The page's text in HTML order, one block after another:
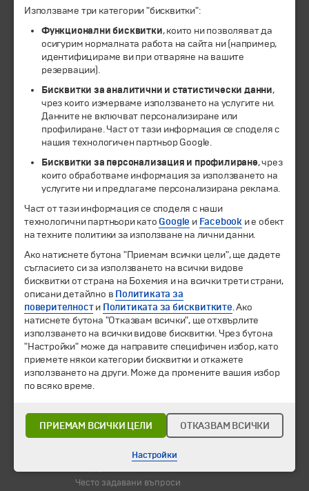
© 1994-2026 Бохемия ООД.Всички права запазени.
Екскурзии и почивки
Направления
Календар
Всички програми от А до Я
Промоции
Горещи оферти
Потвърдени дати
Празници
Оферта на деня
Туристически обекти
Хотелски резервации
Корпоративно обслужване
Често задавани въпроси
Използваме три категории "бисквитки":
Функционални бисквитки, които ни позволяват да
осигурим нормалната работа на сайта ни (например,
идентифицираме ви при отваряне на вашите
резервации).
Бисквитки за аналитични и статистически данни,
чрез които измерваме използването на услугите ни.
Данните не включват персонализиране или
профилиране. Част от тази информация се споделя с
нашия технологичен партньор Google.
Бисквитки за персонализация и профилиране, чрез
които обработваме информация за използването на
услугите ни и предлагаме персонализирана реклама.
Част от тази информация се споделя с наши
технологични партньори като Google и Facebook и е обект
на техните политики за използване на лични данни.
Ако натиснете бутона "Приемам всички цели", ще дадете
съгласието си за използването на всички видове
бисквитки от страна на Бохемия и на всички трети страни,
описани детайлно в Политиката за
поверителности Политиката за бисквитките. Ако
натиснете бутона "Отказвам всички", ще отхвърлите
използването на всички видове бисквитки. Чрез бутона
"Настройки" може да направите специфичен избор, като
приемете някои категории бисквитки и откажете
използването на други. Може да промените вашия избор
по всяко време.
ПРИЕМАМ ВСИЧКИ ЦЕЛИ ОТКАЗВАМ ВСИЧКИ
Настройки